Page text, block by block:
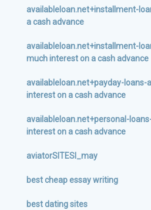
availableloan.net+installment-
a cash advance
availableloan.net+installment-
much interest on a cash advance
availableloan.net+payday-loans-
interest on a cash advance
availableloan.net+personal-
interest on a cash advance
aviatorSITESI_may
best cheap essay writing
best dating sites